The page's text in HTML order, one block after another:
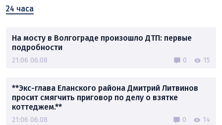
24 часа
На мосту в Волгограде произошло ДТП: первые
подробности
21:06 06.08 0 15
**Экс-глава Еланского района Дмитрий Литвинов
просит смягчить приговор по делу о взятке
коттеджем.**
21:06 06.08 0 14